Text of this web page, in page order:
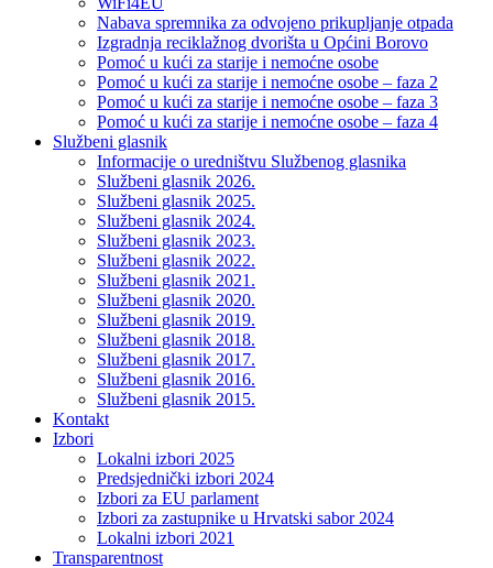
Nabava spremnika za odvojeno prikupljanje otpada
Izgradnja reciklažnog dvorišta u Općini Borovo
Pomoć u kući za starije i nemoćne osobe
Pomoć u kući za starije i nemoćne osobe – faza 2
Pomoć u kući za starije i nemoćne osobe – faza 3
Pomoć u kući za starije i nemoćne osobe – faza 4
Službeni glasnik
Informacije o uredništvu Službenog glasnika
Službeni glasnik 2026.
Službeni glasnik 2025.
Službeni glasnik 2024.
Službeni glasnik 2023.
Službeni glasnik 2022.
Službeni glasnik 2021.
Službeni glasnik 2020.
Službeni glasnik 2019.
Službeni glasnik 2018.
Službeni glasnik 2017.
Službeni glasnik 2016.
Službeni glasnik 2015.
Kontakt
Izbori
Lokalni izbori 2025
Predsjednički izbori 2024
Izbori za EU parlament
Izbori za zastupnike u Hrvatski sabor 2024
Lokalni izbori 2021
Transparentnost